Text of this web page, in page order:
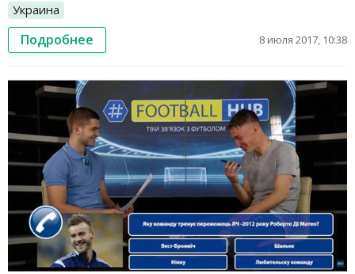
Украина
Подробнее 8 июля 2017, 10:38